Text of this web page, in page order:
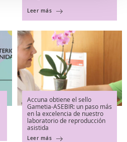
Leer más
Accuna obtiene el sello
Gametia-ASEBIR: un paso más
en la excelencia de nuestro
laboratorio de reproducción
asistida
Leer más